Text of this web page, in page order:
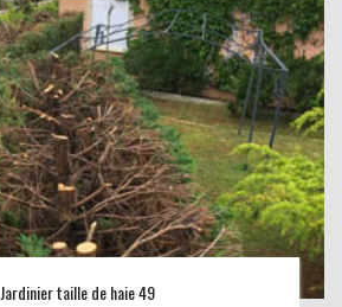
Jardinier taille de haie 49